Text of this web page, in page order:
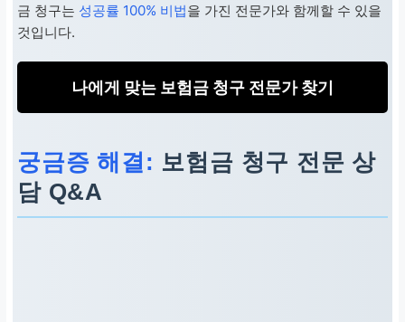
전문 용어 남발, 불친절
수수료
금 청구는 성공률 100% 비법을 가진 전문가와 함께할 수 있을
것입니다.
나에게 맞는 보험금 청구 전문가 찾기
궁금증 해결: 보험금 청구 전문 상
담 Q&A